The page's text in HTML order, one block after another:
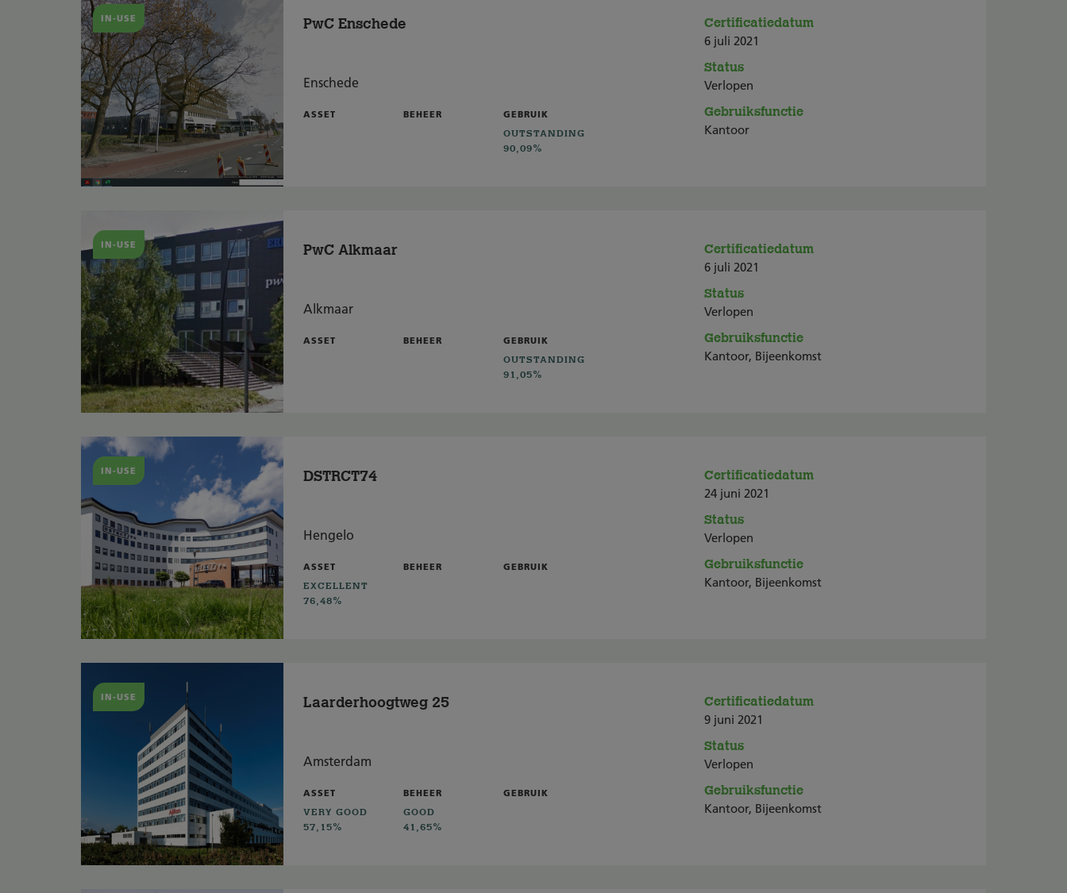
IN-USE PwC Enschede
Enschede
ASSET BEHEER GEBRUIK
OUTSTANDING
90,09%
Certificatiedatum
6 juli 2021
Status
Verlopen
Gebruiksfunctie
Kantoor
IN-USE PwC Alkmaar
Alkmaar
ASSET BEHEER GEBRUIK
OUTSTANDING
91,05%
Certificatiedatum
6 juli 2021
Status
Verlopen
Gebruiksfunctie
Kantoor, Bijeenkomst
IN-USE DSTRCT74
Hengelo
ASSET
EXCELLENT
76,48%
BEHEER GEBRUIK
Certificatiedatum
24 juni 2021
Status
Verlopen
Gebruiksfunctie
Kantoor, Bijeenkomst
IN-USE Laarderhoogtweg 25
Amsterdam
ASSET
VERY GOOD
57,15%
BEHEER
GOOD
41,65%
GEBRUIK
Certificatiedatum
9 juni 2021
Status
Verlopen
Gebruiksfunctie
Kantoor, Bijeenkomst